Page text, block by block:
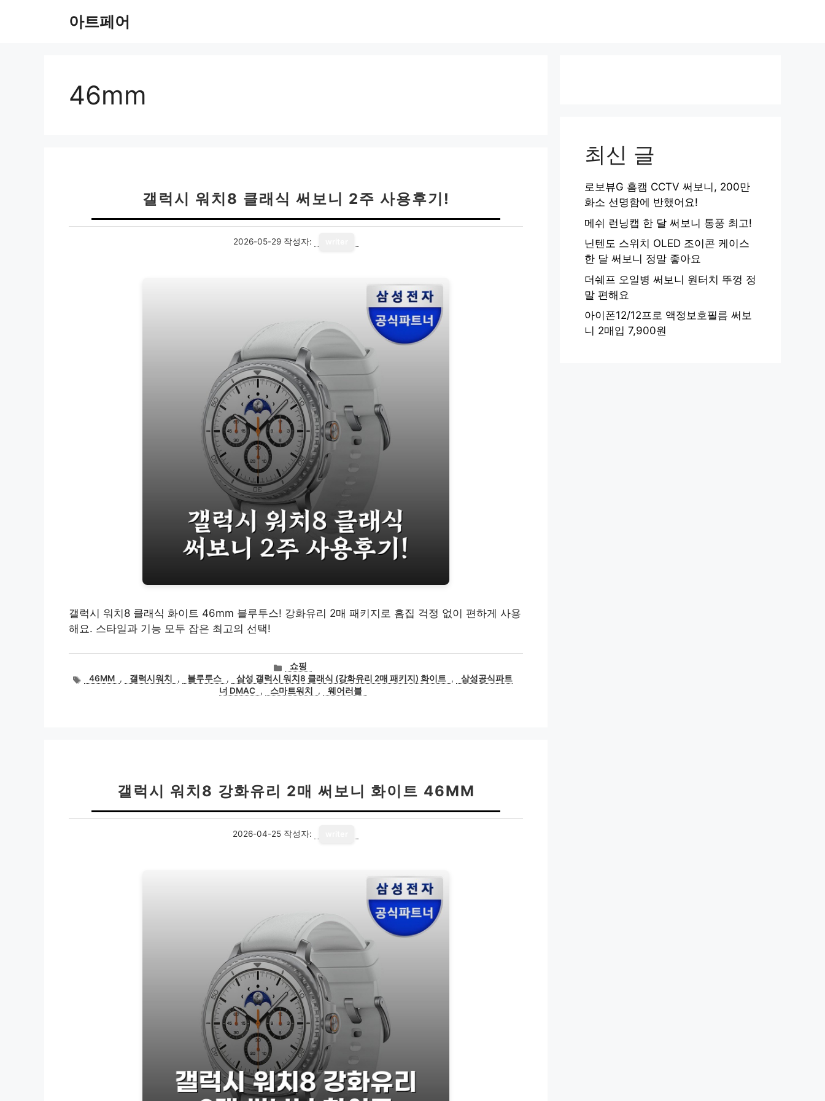
아트페어
46mm
갤럭시 워치8 클래식 써보니 2주 사용후기!
2026-05-29 작성자:
갤럭시 워치8 클래식 화이트 46mm 블루투스! 강화유리 2매 패키지로 흠집 걱정 없이 편하게 사용
해요. 스타일과 기능 모두 잡은 최고의 선택!
카
테
고
쇼핑
태46MM , 갤럭시워치 , 블루투스 , 삼성 갤럭시 워치8 클래식 (강화유리 2매 패키지) 화이트 ,
삼성공식파트
너 DMAC , 스마트워치 , 웨어러블
갤럭시 워치8 강화유리 2매 써보니 화이트 46MM
2026-04-25 작성자:
최신 글
로보뷰G 홈캠 CCTV 써보니, 200만
화소 선명함에 반했어요!
메쉬 런닝캡 한 달 써보니 통풍 최고!
닌텐도 스위치 OLED 조이콘 케이스
한 달 써보니 정말 좋아요
더쉐프 오일병 써보니 원터치 뚜껑 정
말 편해요
아이폰12/12프로 액정보호필름 써보
니 2매입 7,900원